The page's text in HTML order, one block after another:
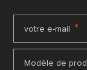
votre e-mail *
Modèle de